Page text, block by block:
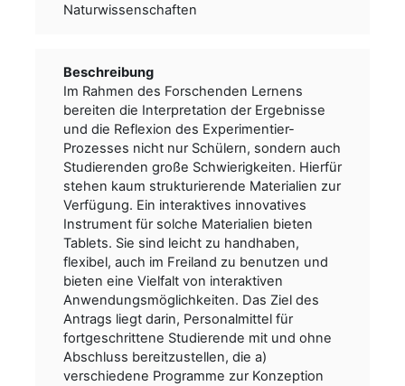
Naturwissenschaften
Beschreibung
Im Rahmen des Forschenden Lernens
bereiten die Interpretation der Ergebnisse
und die Reflexion des Experimentier-
Prozesses nicht nur Schülern, sondern auch
Studierenden große Schwierigkeiten. Hierfür
stehen kaum strukturierende Materialien zur
Verfügung. Ein interaktives innovatives
Instrument für solche Materialien bieten
Tablets. Sie sind leicht zu handhaben,
flexibel, auch im Freiland zu benutzen und
bieten eine Vielfalt von interaktiven
Anwendungsmöglichkeiten. Das Ziel des
Antrags liegt darin, Personalmittel für
fortgeschrittene Studierende mit und ohne
Abschluss bereitzustellen, die a)
verschiedene Programme zur Konzeption